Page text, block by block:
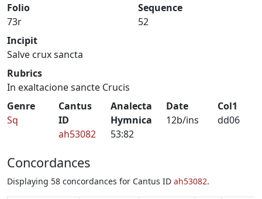
Folio
73r
Sequence
52
Incipit
Salve crux sancta
Rubrics
In exaltacione sancte Crucis
Genre
Sq
Cantus
ID
ah53082
Analecta
Hymnica
53:82
Date
12b/ins
Col1
dd06
Concordances
Displaying 58 concordances for Cantus ID ah53082.